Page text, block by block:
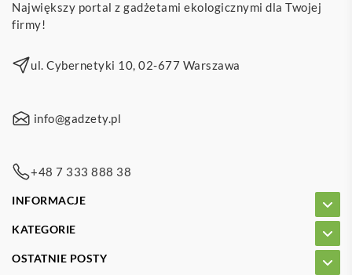
Największy portal z gadżetami ekologicznymi dla Twojej
firmy!
ul. Cybernetyki 10, 02-677 Warszawa
info@gadzety.pl
+48 7 333 888 38
INFORMACJE
KATEGORIE
OSTATNIE POSTY